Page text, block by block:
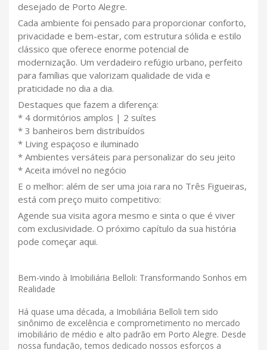
desejado de Porto Alegre.
Cada ambiente foi pensado para proporcionar conforto,
privacidade e bem-estar, com estrutura sólida e estilo
clássico que oferece enorme potencial de
modernização. Um verdadeiro refúgio urbano, perfeito
para famílias que valorizam qualidade de vida e
praticidade no dia a dia.
Destaques que fazem a diferença:
* 4 dormitórios amplos | 2 suítes
* 3 banheiros bem distribuídos
* Living espaçoso e iluminado
* Ambientes versáteis para personalizar do seu jeito
* Aceita imóvel no negócio
E o melhor: além de ser uma joia rara no Três Figueiras,
está com preço muito competitivo:
Agende sua visita agora mesmo e sinta o que é viver
com exclusividade. O próximo capítulo da sua história
pode começar aqui.
Bem-vindo à Imobiliária Belloli: Transformando Sonhos em
Realidade
Há quase uma década, a Imobiliária Belloli tem sido
sinônimo de excelência e comprometimento no mercado
imobiliário de médio e alto padrão em Porto Alegre. Desde
nossa fundação, temos dedicado nossos esforços a